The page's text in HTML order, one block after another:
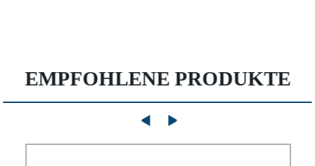
EMPFOHLENE PRODUKTE